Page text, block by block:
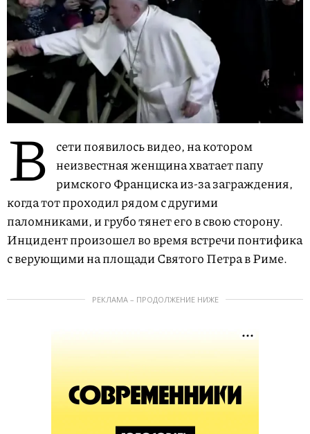
В
сети появилось видео, на котором
неизвестная женщина хватает папу
римского Франциска из-за заграждения,
когда тот проходил рядом с другими
паломниками, и грубо тянет его в свою сторону.
Инцидент произошел во время встречи понтифика
с верующими на площади Святого Петра в Риме.
РЕКЛАМА – ПРОДОЛЖЕНИЕ НИЖЕ